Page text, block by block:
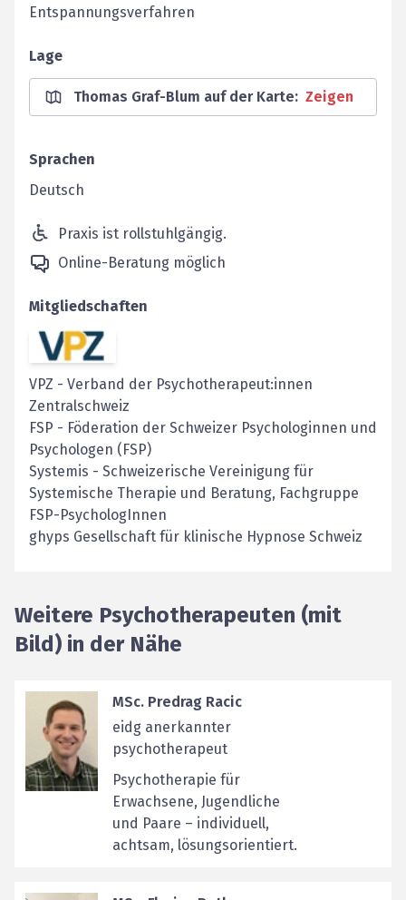
Entspannungsverfahren
Lage
Thomas Graf-Blum auf der Karte: Zeigen
Sprachen
Deutsch
Praxis ist rollstuhlgängig.
Online-Beratung möglich
Mitgliedschaften
VPZ - Verband der Psychotherapeut:innen
Zentralschweiz
FSP - Föderation der Schweizer Psychologinnen und
Psychologen (FSP)
Systemis - Schweizerische Vereinigung für
Systemische Therapie und Beratung, Fachgruppe
FSP-PsychologInnen
ghyps Gesellschaft für klinische Hypnose Schweiz
Weitere Psychotherapeuten (mit
Bild) in der Nähe
MSc. Predrag Racic
eidg anerkannter
psychotherapeut
Psychotherapie für
Erwachsene, Jugendliche
und Paare – individuell,
achtsam, lösungsorientiert.